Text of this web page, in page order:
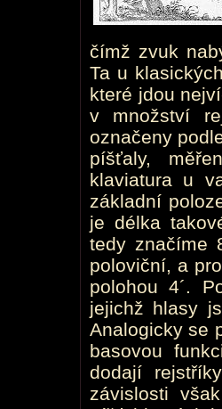
čímž zvuk
Ta u
které jdou
v množství
označeny
píšťaly,
klaviatura u
základní
je délka
tedy značíme
poloviční, a
polohou 4´.
jejichž hlasy
Analogicky se
basovou
dodají
závislosti